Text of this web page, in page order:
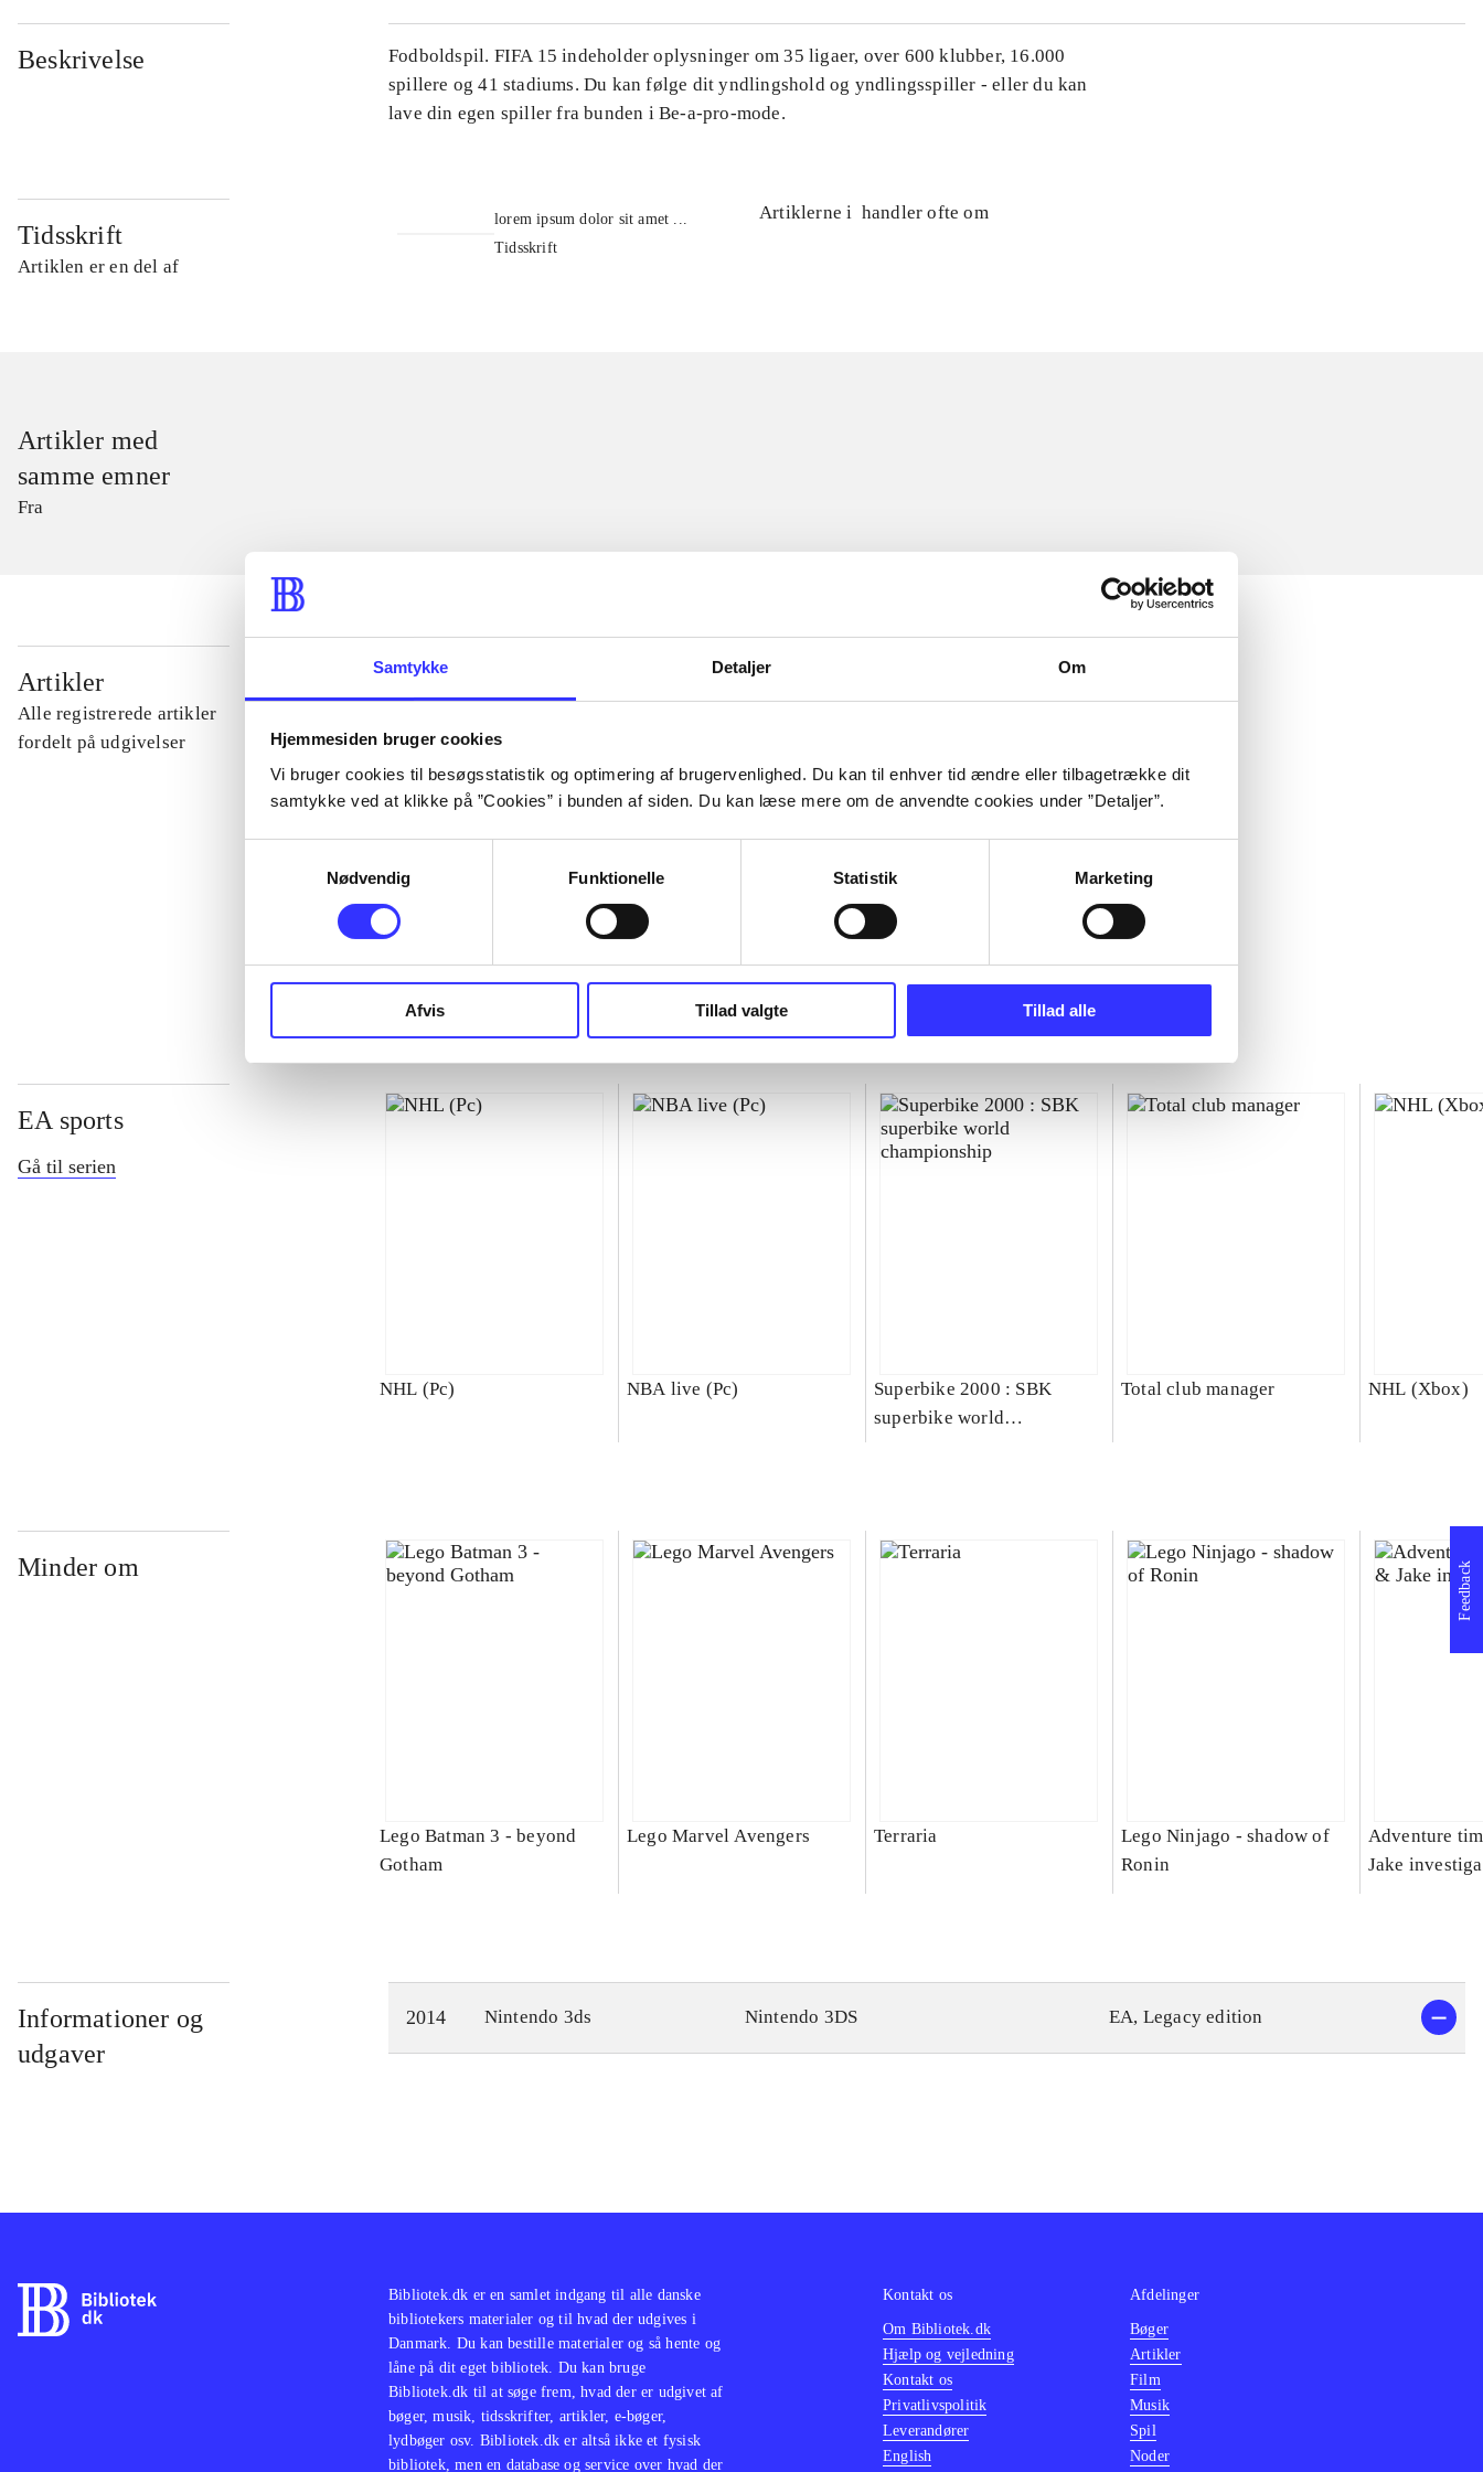
Samtykke Detaljer Om
Hjemmesiden bruger cookies
Vi bruger cookies til besøgsstatistik og optimering af brugervenlighed. Du kan til enhver tid ændre eller tilbagetrække dit
samtykke ved at klikke på ”Cookies” i bunden af siden. Du kan læse mere om de anvendte cookies under ”Detaljer”.
Nødvendig
Funktionelle Statistik Marketing
Afvis Tillad valgte Tillad alle
Beskrivelse
Fodboldspil. FIFA 15 indeholder oplysninger om 35 ligaer, over 600 klubber, 16.000
spillere og 41 stadiums. Du kan følge dit yndlingshold og yndlingsspiller - eller du kan
lave din egen spiller fra bunden i Be-a-pro-mode.
Tidsskrift
Artiklen er en del af
lorem ipsum dolor sit amet ...
Tidsskrift
Artiklerne i handler ofte om
Artikler med
samme emner
Fra
Artikler
Alle registrerede artikler
fordelt på udgivelser
...
...
...
...
EA sports
Gå til serien
NHL (Pc) NBA live (Pc)
Superbike 2000 : SBK
superbike world
Total club manager NHL (Xbox)
Minder om
Lego Batman 3 - beyond
Gotham
Lego Marvel Avengers Terraria
Lego Ninjago - shadow of
Ronin
Adventure
Jake
Informationer og
udgaver
2014 Nintendo 3ds Nintendo 3DS EA, Legacy edition
Feedback
Bibliotek.dk er en samlet indgang til alle danske
bibliotekers materialer og til hvad der udgives i
Danmark. Du kan bestille materialer og så hente og
låne på dit eget bibliotek. Du kan bruge
Bibliotek.dk til at søge frem, hvad der er udgivet af
bøger, musik, tidsskrifter, artikler, e-bøger,
lydbøger osv. Bibliotek.dk er altså ikke et fysisk
bibliotek, men en database og service over hvad der
Kontakt os
Om Bibliotek.dk
Hjælp og vejledning
Kontakt os
Privatlivspolitik
Leverandører
English
Afdelinger
Bøger
Artikler
Film
Musik
Spil
Noder